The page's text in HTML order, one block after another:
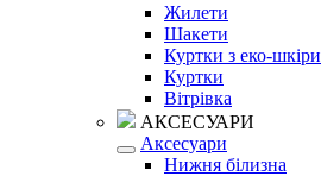
Жилети
Шакети
Куртки з еко-шкіри
Куртки
Вітрівка
АКСЕСУАРИ
Аксесуари
Нижня білизна